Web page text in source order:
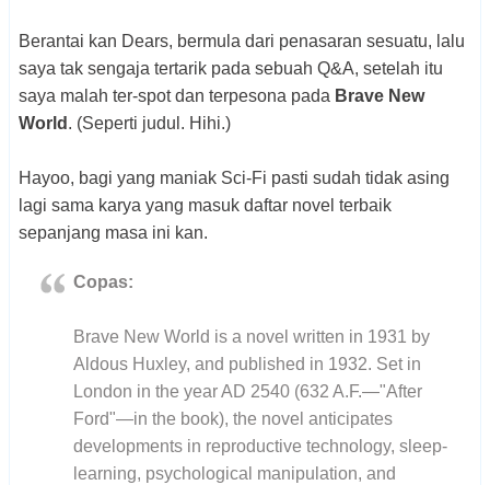
Berantai kan Dears, bermula dari penasaran sesuatu, lalu
saya tak sengaja tertarik pada sebuah Q&A, setelah itu
saya malah ter-spot dan terpesona pada Brave New
World . (Seperti judul. Hihi.)
Hayoo, bagi yang maniak Sci-Fi pasti sudah tidak asing
lagi sama karya yang masuk daftar novel terbaik
sepanjang masa ini kan.
Copas:
Brave New World is a novel written in 1931 by
Aldous Huxley, and published in 1932. Set in
London in the year AD 2540 (632 A.F.—"After
Ford"—in the book), the novel anticipates
developments in reproductive technology, sleep-
learning, psychological manipulation, and